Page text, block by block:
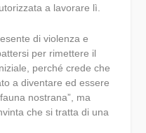
a lavorare lì.
di violenza e
per rimettere il
perché crede che
a diventare ed essere
nostrana”, ma
che si tratta di una